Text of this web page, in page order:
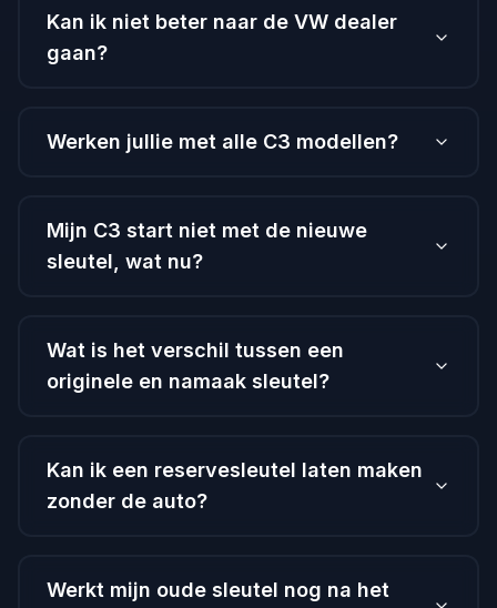
Kan ik niet beter naar de VW dealer
gaan?
Werken jullie met alle C3 modellen?
Mijn C3 start niet met de nieuwe
sleutel, wat nu?
Wat is het verschil tussen een
originele en namaak sleutel?
Kan ik een reservesleutel laten maken
zonder de auto?
Werkt mijn oude sleutel nog na het